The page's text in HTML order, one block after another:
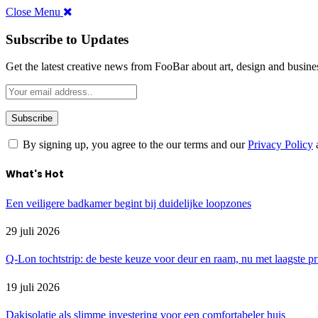
Close Menu
Subscribe to Updates
Get the latest creative news from FooBar about art, design and
By signing up, you agree to the our terms and ourPrivacy Policy
What's Hot
Een veiligere badkamer begint bij duidelijke loopzones
29 juli 2026
Q-Lon tochtstrip: de beste keuze voor deur en raam, nu met laagste
19 juli 2026
Dakisolatie als slimme investering voor een comfortabeler huis